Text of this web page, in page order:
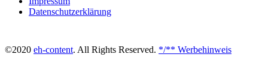
Datenschutzerklärung
©2020 eh-content. All Rights Reserved. */** Werbehinweis